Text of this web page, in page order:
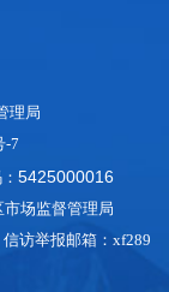
理局
-7
5425000016
场监督管理局
访举报邮箱：xf289